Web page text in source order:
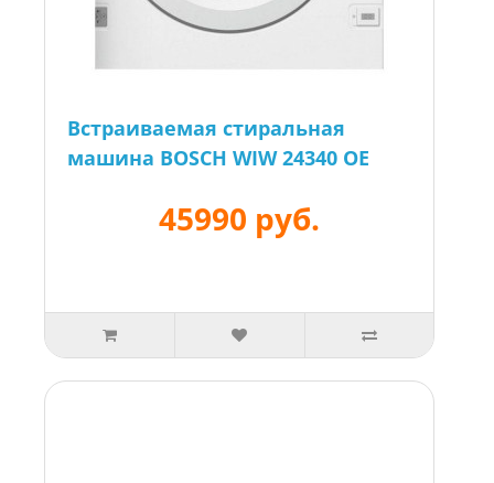
Встраиваемая стиральная
машина BOSCH WIW 24340 OE
45990 руб.